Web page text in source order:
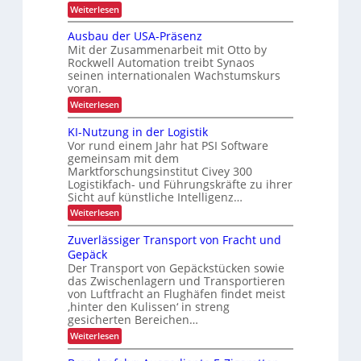
ö
f
e
z
i
s
i
o
i
m
i
n
n
e
r
b
e
t
i
e
b
l
i
c
h
e
i
t
d
r
h
L
E
D
-
P
o
e
k
t
i
o
z
l
e
f
e
r
u
n
g
d
a
n
k
A
i
m
t
e
c
D
C
x
Weiterlesen:
A
u
t
o
m
a
i
s
i
e
r
t
e
s
P
a
l
e
t
t
n
m
a
n
a
g
e
m
e
Ausbau der USA-Präsenz
Mit der Zusammenarbeit mit Otto by
Rockwell Automation treibt Synaos
seinen internationalen Wachstumskurs
voran.
Weiterlesen:
A
s
b
a
u
d
e
r
U
S
A
r
ä
s
e
n
z
KI-Nutzung in der Logistik
Vor rund einem Jahr hat PSI Software
gemeinsam mit dem
Marktforschungsinstitut Civey 300
Logistikfach- und Führungskräfte zu ihrer
Sicht auf künstliche Intelligenz…
Weiterlesen:
K
I
-
u
t
z
u
n
g
i
n
d
Zuverlässiger Transport von Fracht und
Gepäck
Der Transport von Gepäckstücken sowie
das Zwischenlagern und Transportieren
von Luftfracht an Flughäfen findet meist
‚hinter den Kulissen‘ in streng
gesicherten Bereichen…
Weiterlesen:
Z
u